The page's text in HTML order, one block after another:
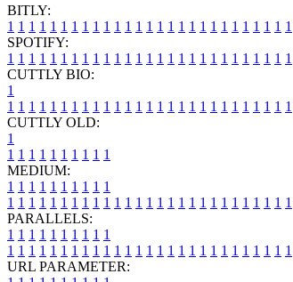
BITLY:
1 1 1 1 1 1 1 1 1 1 1 1 1 1 1 1 1 1 1 1 1 1 1 1 1 1 1
SPOTIFY:
1 1 1 1 1 1 1 1 1 1 1 1 1 1 1 1 1 1 1 1 1 1 1 1 1 1 1
CUTTLY BIO:
1
1 1 1 1 1 1 1 1 1 1 1 1 1 1 1 1 1 1 1 1 1 1 1 1 1 1 1
CUTTLY OLD:
1
1 1 1 1 1 1 1 1 1 1
MEDIUM:
1 1 1 1 1 1 1 1 1 1
1 1 1 1 1 1 1 1 1 1 1 1 1 1 1 1 1 1 1 1 1 1 1 1 1 1 1
PARALLELS:
1 1 1 1 1 1 1 1 1 1
1 1 1 1 1 1 1 1 1 1 1 1 1 1 1 1 1 1 1 1 1 1 1 1 1 1 1
URL PARAMETER: